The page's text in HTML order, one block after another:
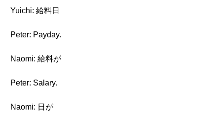
Yuichi: 給料日
Peter: Payday.
Naomi: 給料が
Peter: Salary.
Naomi: 日が